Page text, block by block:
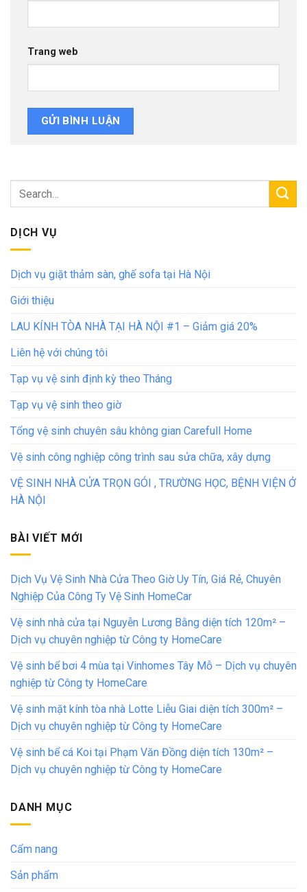
Trang web
DỊCH VỤ
Dịch vụ giặt thảm sàn, ghế sofa tại Hà Nội
Giới thiệu
LAU KÍNH TÒA NHÀ TẠI HÀ NỘI #1 – Giảm giá 20%
Liên hệ với chúng tôi
Tạp vụ vệ sinh định kỳ theo Tháng
Tạp vụ vệ sinh theo giờ
Tổng vệ sinh chuyên sâu không gian Carefull Home
Vệ sinh công nghiệp công trình sau sửa chữa, xây dựng
VỆ SINH NHÀ CỬA TRỌN GÓI , TRƯỜNG HỌC, BỆNH VIỆN Ở
HÀ NỘI
BÀI VIẾT MỚI
Dịch Vụ Vệ Sinh Nhà Cửa Theo Giờ Uy Tín, Giá Rẻ, Chuyên
Nghiệp Của Công Ty Vệ Sinh HomeCar
Vệ sinh nhà cửa tại Nguyễn Lương Bằng diện tích 120m² –
Dịch vụ chuyên nghiệp từ Công ty HomeCare
Vệ sinh bể bơi 4 mùa tại Vinhomes Tây Mỗ – Dịch vụ chuyên
nghiệp từ Công ty HomeCare
Vệ sinh mặt kính tòa nhà Lotte Liễu Giai diện tích 300m² –
Dịch vụ chuyên nghiệp từ Công ty HomeCare
Vệ sinh bể cá Koi tại Phạm Văn Đồng diện tích 130m² –
Dịch vụ chuyên nghiệp từ Công ty HomeCare
DANH MỤC
Cẩm nang
Sản phẩm